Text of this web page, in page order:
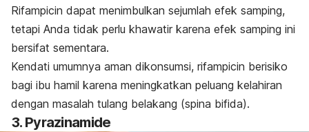
Rifampicin dapat menimbulkan sejumlah efek samping,
tetapi Anda tidak perlu khawatir karena efek samping ini
bersifat sementara.
Kendati umumnya aman dikonsumsi, rifampicin berisiko
bagi ibu hamil karena meningkatkan peluang kelahiran
dengan masalah tulang belakang (spina bifida).
3. Pyrazinamide